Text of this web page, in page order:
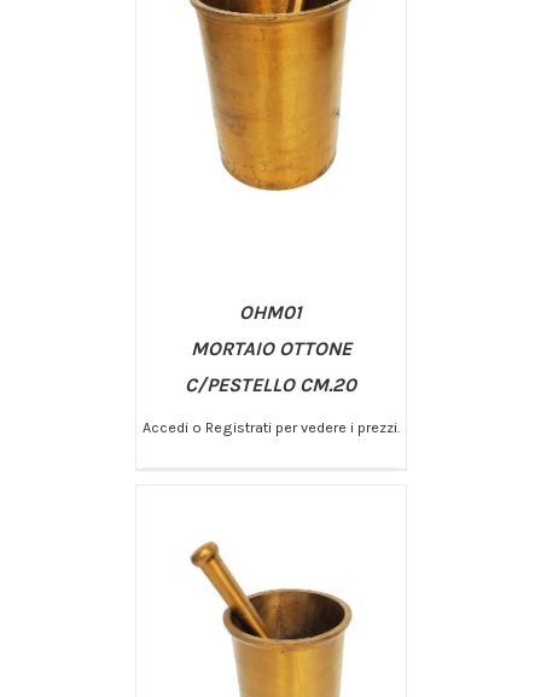
OHM01
MORTAIO OTTONE
C/PESTELLO CM.20
Accedi o Registrati per vedere i prezzi.